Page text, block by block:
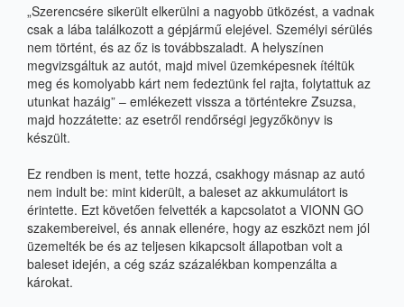
„Szerencsére sikerült elkerülni a nagyobb ütközést, a vadnak
csak a lába találkozott a gépjármű elejével. Személyi sérülés
nem történt, és az őz is továbbszaladt. A helyszínen
megvizsgáltuk az autót, majd mivel üzemképesnek ítéltük
meg és komolyabb kárt nem fedeztünk fel rajta, folytattuk az
utunkat hazáig” – emlékezett vissza a történtekre Zsuzsa,
majd hozzátette: az esetről rendőrségi jegyzőkönyv is
készült.
Ez rendben is ment, tette hozzá, csakhogy másnap az autó
nem indult be: mint kiderült, a baleset az akkumulátort is
érintette. Ezt követően felvették a kapcsolatot a VIONN GO
szakembereivel, és annak ellenére, hogy az eszközt nem jól
üzemelték be és az teljesen kikapcsolt állapotban volt a
baleset idején, a cég száz százalékban kompenzálta a
károkat.